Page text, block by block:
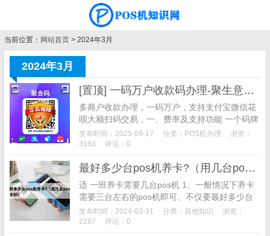
当前位置： 网站首页 > 2024年3月
2024年3月
[置顶] 一码万户收款码办理-聚生意收款码办理
多商户收款办理，一码万户，支持支付宝微信花
呗大额扫码交易，一、费率及支持功能 一个码牌
搞定千万商户，全国商户任你选，费率如下图所
示： 支付宝和微信大额支付费率0.6%， 单笔最
现，单次加提现费2块
发布时间：2025-09-17 分类： POS机办理
浏览：
3183
评论：0
最好多少台pos机养卡?（用几台pos机养卡好）
适 一班养卡需要几台pos机 1、一般情况下养卡
需要三台左右的pos机即可。不仅要最好多少台
pos机养卡?了解信用卡用卡、养卡的规则最好多
少台pos机养卡?，还需要了解各银行评判是否对
发布时间：2024-03-31 分类： 其他知识
浏览：
2287
评论：0